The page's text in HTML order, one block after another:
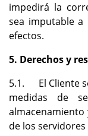
impedirá la
sea imputable a
efectos.
5. Derechos y
5.1. El Cliente
medidas de
de los servidores